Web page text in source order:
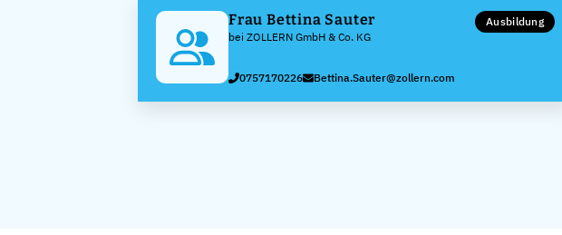
Frau Bettina Sauter
bei ZOLLERN GmbH & Co. KG
Ausbildung
0757170226 Bettina.Sauter@zollern.com